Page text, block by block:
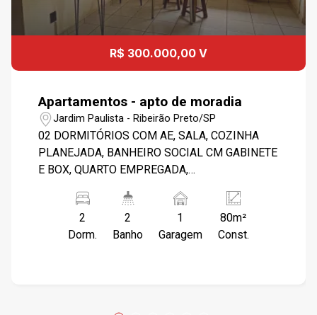
R$ 300.000,00 V
Apartamentos - apto de moradia
Jardim Paulista - Ribeirão Preto/SP
02 DORMITÓRIOS COM AE, SALA, COZINHA
PLANEJADA, BANHEIRO SOCIAL CM GABINETE
E BOX, QUARTO EMPREGADA,
GARAGEM COBERTA. PRÓXIMO FACULDADE
BARÃO DE MAUÁ.
2
Dorm.
2
Banho
1
Garagem
80m²
Const.